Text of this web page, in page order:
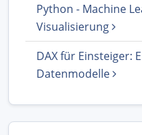
Python - Machine
Visualisierung
DAX für Einsteiger:
Datenmodelle